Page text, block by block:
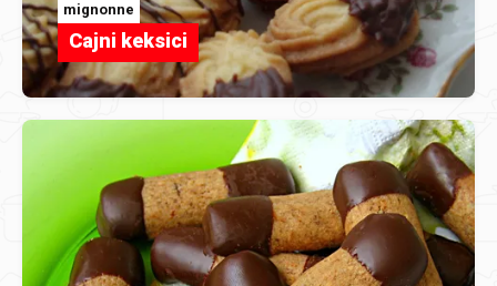
mignonne
Cajni keksici